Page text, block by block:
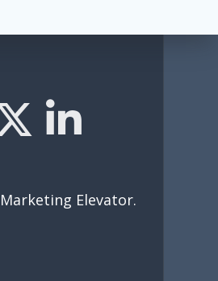
Elevator.